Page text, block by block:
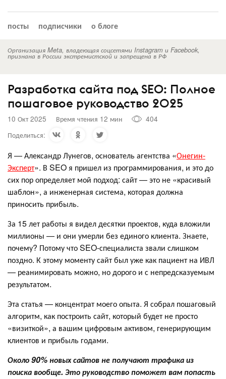
посты подписчики о блоге
Организация Meta, владеющая соцсетями Instagram и Facebook,
признана в России экстремистской и запрещена в РФ
Разработка сайта под SEO: Полное
пошаговое руководство 2025
10 Окт 2025 Время чтения 12 мин
404
Поделиться:
Я — Александр Лунегов, основатель агентства «Онегин-
Эксперт». В SEO я пришел из программирования, и это до
сих пор определяет мой подход: сайт — это не «красивый
шаблон», а инженерная система, которая должна
приносить прибыль.
За 15 лет работы я видел десятки проектов, куда вложили
миллионы — и они умерли без единого клиента. Знаете,
почему? Потому что SEO-специалиста звали слишком
поздно. К этому моменту сайт был уже как пациент на ИВЛ
— реанимировать можно, но дорого и с непредсказуемым
результатом.
Эта статья — концентрат моего опыта. Я собрал пошаговый
алгоритм, как построить сайт, который будет не просто
«визиткой», а вашим цифровым активом, генерирующим
клиентов и прибыль годами.
Около 90% новых сайтов не получают трафика из
поиска вообще. Это руководство поможет вам попасть